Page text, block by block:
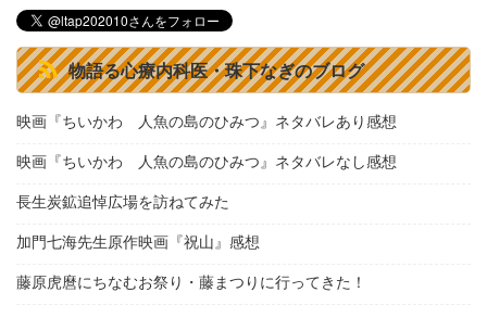
物語る心療内科医・珠下なぎのブログ
映画『ちいかわ 人魚の島のひみつ』ネタバレあり感想
映画『ちいかわ 人魚の島のひみつ』ネタバレなし感想
長生炭鉱追悼広場を訪ねてみた
加門七海先生原作映画『祝山』感想
藤原虎麿にちなむお祭り・藤まつりに行ってきた！